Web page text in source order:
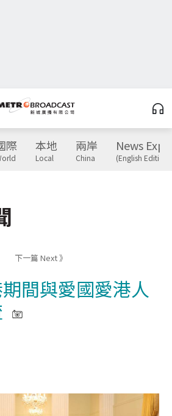
際 本地
Local
兩岸
China
News
(English Edition)
下一篇 Next 》
間與愛國愛港人